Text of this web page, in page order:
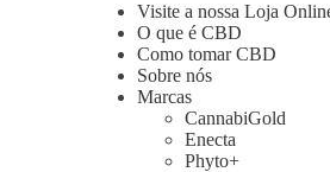
Visite a nossa Loja
O que é CBD
Como tomar CBD
Sobre nós
Marcas
CannabiGold
Enecta
Phyto+